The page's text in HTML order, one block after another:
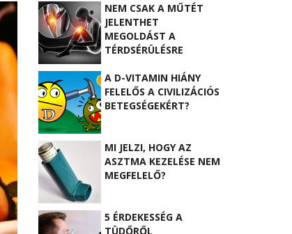
NEM CSAK A MŰTÉT
JELENTHET
MEGOLDÁST A
TÉRDSÉRÜLÉSRE
A D-VITAMIN HIÁNY
FELELŐS A CIVILIZÁCIÓS
BETEGSÉGEKÉRT?
MI JELZI, HOGY AZ
ASZTMA KEZELÉSE NEM
MEGFELELŐ?
5 ÉRDEKESSÉG A
TÜDŐRŐL